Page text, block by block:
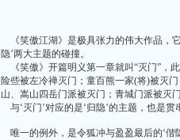
《笑傲江湖》是极具张力的伟大作品，
隐’两大主题的碰撞。
《笑傲》开篇明义第一章就叫“灭门”，
险些被左冷禅灭门；童百熊一家(将)被灭
山、嵩山四岳门派被灭门；青城门派被
与‘灭门’对应的是‘归隐’的主题，也是
唯一的例外，是令狐冲与盈盈最后的‘偕